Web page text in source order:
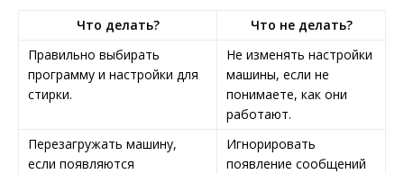
Что делать?
Что не делать?
Правильно выбирать
программу и настройки для
стирки.
Не изменять настройки
машины, если не
понимаете, как они
работают.
Перезагружать машину,
если появляются
Игнорировать
появление сообщений